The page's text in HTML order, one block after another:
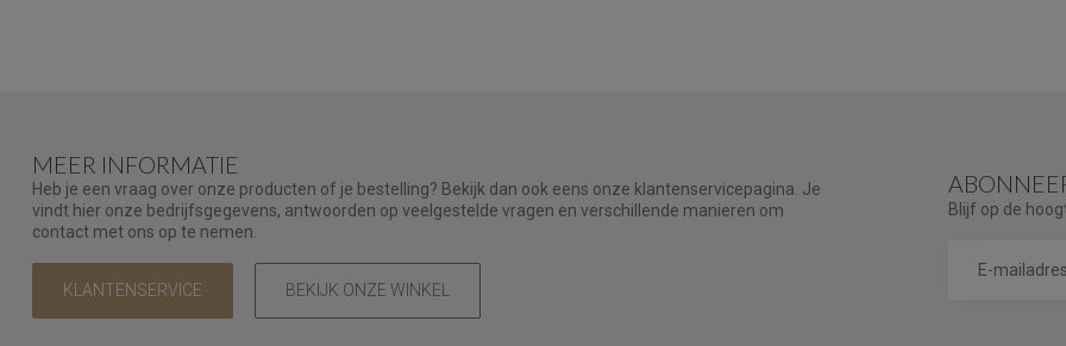
MEER INFORMATIE
Heb je een vraag over onze producten of je bestelling? Bekijk dan ook eens onze klantenservicepagina. Je
vindt hier onze bedrijfsgegevens, antwoorden op veelgestelde vragen en verschillende manieren om
contact met ons op te nemen.
KLANTENSERVICE BEKIJK ONZE WINKEL
Blijf op de